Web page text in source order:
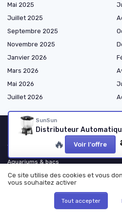
SunSun
🔥 Voir l'offre
Mai 2025
Juillet 2025
Septembre 2025
Novembre 2025
Janvier 2026
Mars 2026
Mai 2026
Juillet 2026
Shopping
Aquariums & bacs
Filtration & circulation
Chauffage & refroidissement
Ce site utilise des cookies et vous
vous souhaitez activer
Tout accepter